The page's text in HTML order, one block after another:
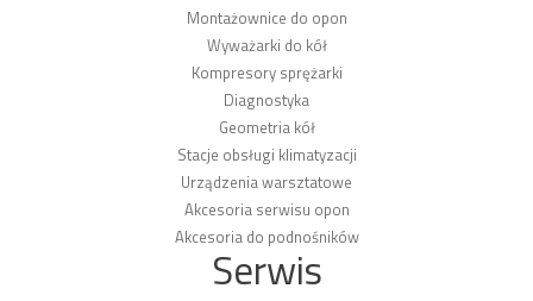
Montażownice do opon
Wyważarki do kół
Kompresory sprężarki
Diagnostyka
Geometria kół
Stacje obsługi klimatyzacji
Urządzenia warsztatowe
Akcesoria serwisu opon
Akcesoria do podnośników
Serwis